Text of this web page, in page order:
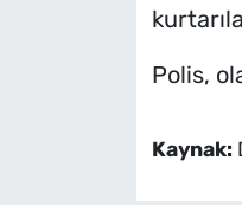
Polis,
Kaynak: